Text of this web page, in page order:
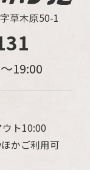
草木原50-1
19:00
ト10:00
かご利用可